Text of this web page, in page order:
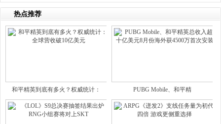
热点推荐
和平精英到底有多火？权威统计： PUBG Mobile、和平精